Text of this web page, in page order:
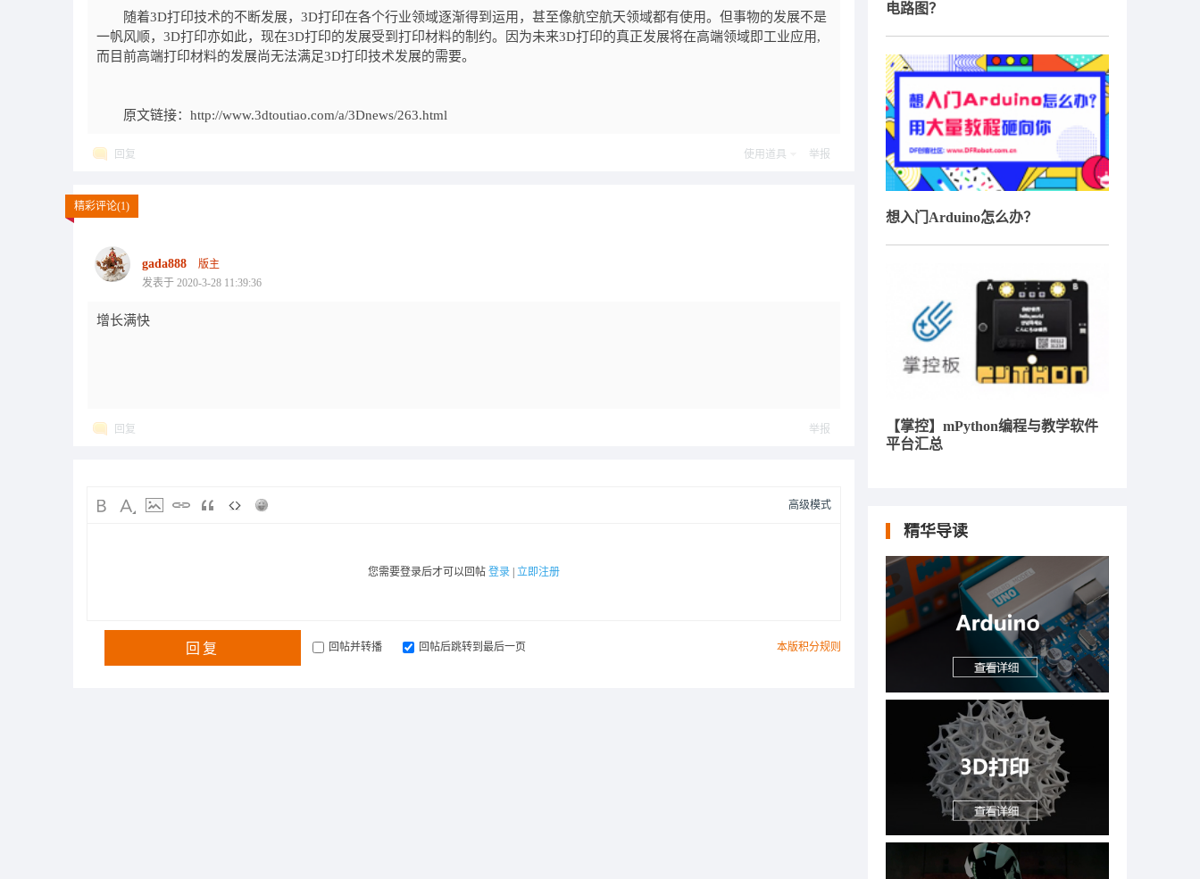
随着3D打印技术的不断发展，3D打印在各个行业领域逐渐得到运用，甚至像航空航天领域都有使用。但事物的发展不是
一帆风顺，3D打印亦如此，现在3D打印的发展受到打印材料的制约。因为未来3D打印的真正发展将在高端领域即工业应用,
而目前高端打印材料的发展尚无法满足3D打印技术发展的需要。
原文链接：http://www.3dtoutiao.com/a/3Dnews/263.html
回复 使用道具 举报
精彩评论(1)
gada888
版主
发表于 2020-3-28 11:39:36
增长满快
回复 举报
高级模式
您需要登录后才可以回帖 登录 立即注册
本版积分规则
回复 回帖并转播 回帖后跳转到最后一页
电路图？
想入门Arduino怎么办？
【掌控】mPython编程与教学软件
平台汇总
精华导读